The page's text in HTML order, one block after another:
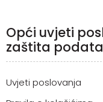
Opći uvjeti
zaštita
Uvjeti poslovanja